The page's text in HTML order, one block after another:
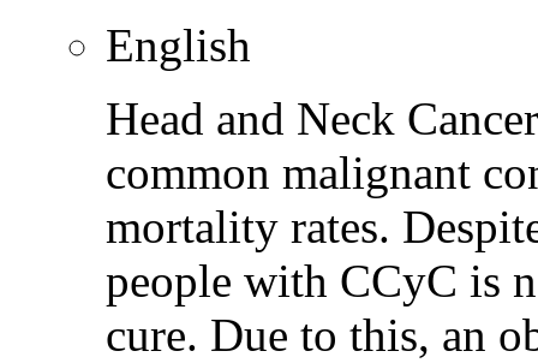
English
Head and Neck
common malignant
mortality rates.
people with CCyC is
cure. Due to this, an